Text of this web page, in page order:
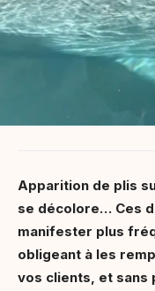
Apparition de plis
se décolore… Ces
manifester plus
obligeant à les
vos clients, et sans